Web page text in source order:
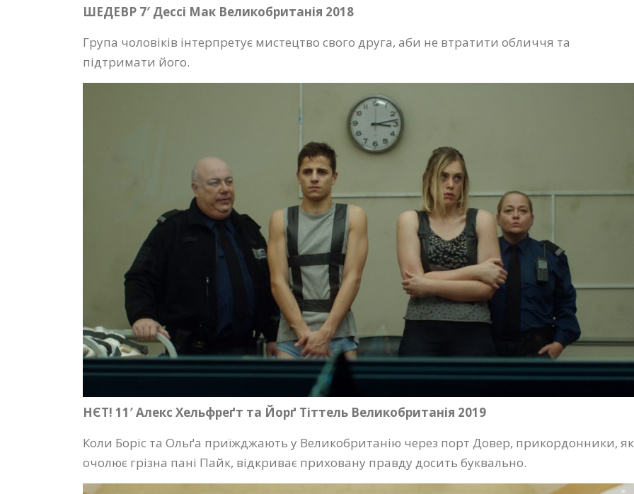
ШЕДЕВР 7′ Дессі Мак Великобританія 2018
Група чоловіків інтерпретує мистецтво свого друга, аби не втратити обличчя та
підтримати його.
НЄТ! 11′ Алекс Хельфреґт та Йорґ Тіттель Великобританія 2019
Коли Боріс та Ольґа приїжджають у Великобританію через порт Довер, прикордонники,
очолює грізна пані Пайк, відкриває приховану правду досить буквально.